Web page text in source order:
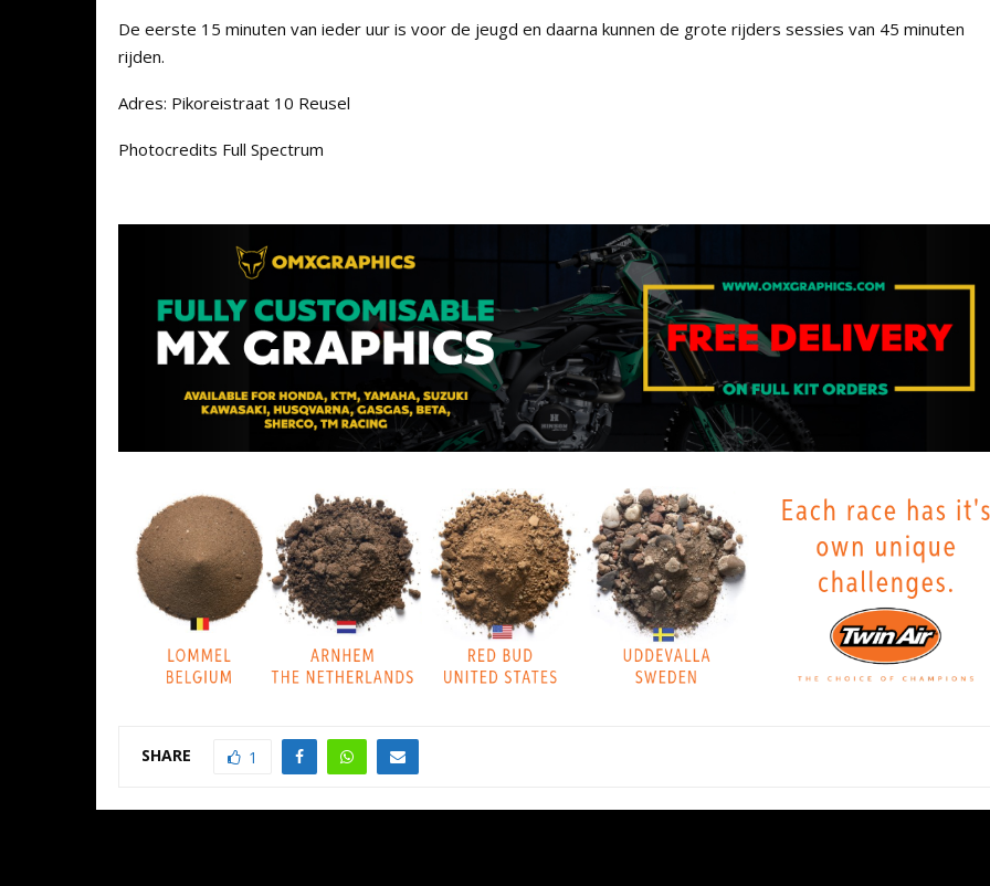
De eerste 15 minuten van ieder uur is voor de jeugd en daarna kunnen de grote rijders sessies van 45 minuten
rijden.
Adres: Pikoreistraat 10 Reusel
Photocredits Full Spectrum
SHARE 1